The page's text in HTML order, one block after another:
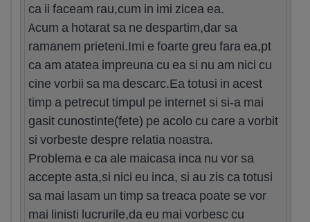
ca ii faceam rau,cum in imi zicea ea.
Acum a hotarat sa ne despartim,dar sa
ramanem prieteni.Imi e foarte greu fara ea,pt
ca am atatea impreuna cu ea si nu am nici cu
cine vorbii sa ma descarc.Ea totusi in acest
timp a petrecut timpul pe internet si si-a mai
gasit cunostinte(fete) pe acolo cu care a vorbit
si vorbeste despre relatia noastra.
Problema e ca ale maicasa inca nu vor sa
accepte asta,si nici eu inca, si au zis ca totusi
sa mai lasam un timp sa treaca poate se vor
mai linisti lucrurile,da eu mai vorbesc cu